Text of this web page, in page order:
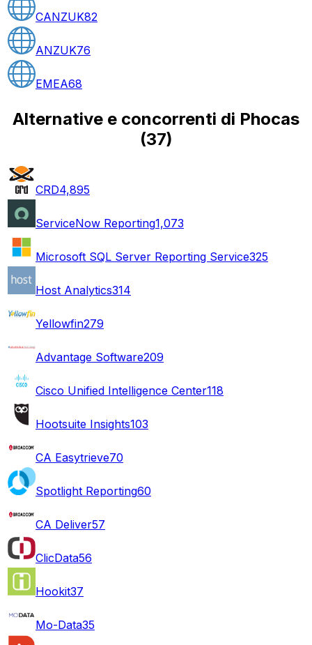
CANZUK82
ANZUK76
EMEA68
Alternative e concorrenti di Phocas
(37)
CRD4,895
ServiceNow Reporting1,073
Microsoft SQL Server Reporting Service325
Host Analytics314
Yellowfin279
Advantage Software209
Cisco Unified Intelligence Center118
Hootsuite Insights103
CA Easytrieve70
Spotlight Reporting60
CA Deliver57
ClicData56
Hookit37
Mo-Data35